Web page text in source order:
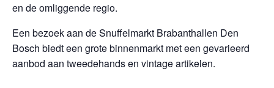
en de omliggende regio.
Een bezoek aan de Snuffelmarkt Brabanthallen Den
Bosch biedt een grote binnenmarkt met een gevarieerd
aanbod aan tweedehands en vintage artikelen.